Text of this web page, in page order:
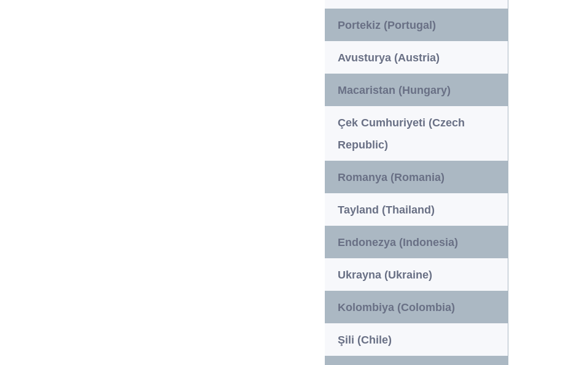
Portekiz (Portugal)
Avusturya (Austria)
Macaristan (Hungary)
Çek Cumhuriyeti (Czech
Republic)
Romanya (Romania)
Tayland (Thailand)
Endonezya (Indonesia)
Ukrayna (Ukraine)
Kolombiya (Colombia)
Şili (Chile)